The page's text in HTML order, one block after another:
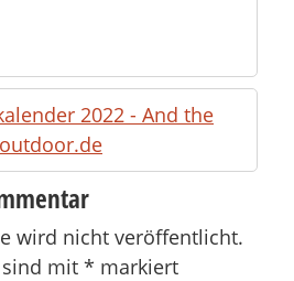
2022 - And the
wird nicht veröffentlicht.
mit * markiert